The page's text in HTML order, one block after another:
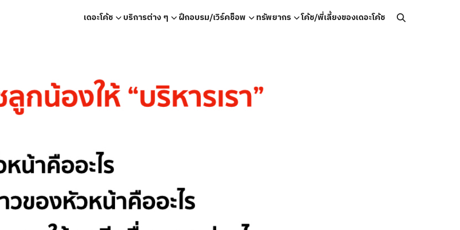
เดอะโค้ช บริการต่าง ๆ ฝึกอบรม/เวิร์คช็อพ ทรัพยากร
โค้ช/พี่เลี้ยงของเดอะโค้ช